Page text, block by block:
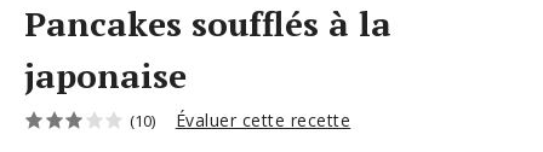
Pancakes soufflés à la
japonaise
(10) Évaluer cette recette